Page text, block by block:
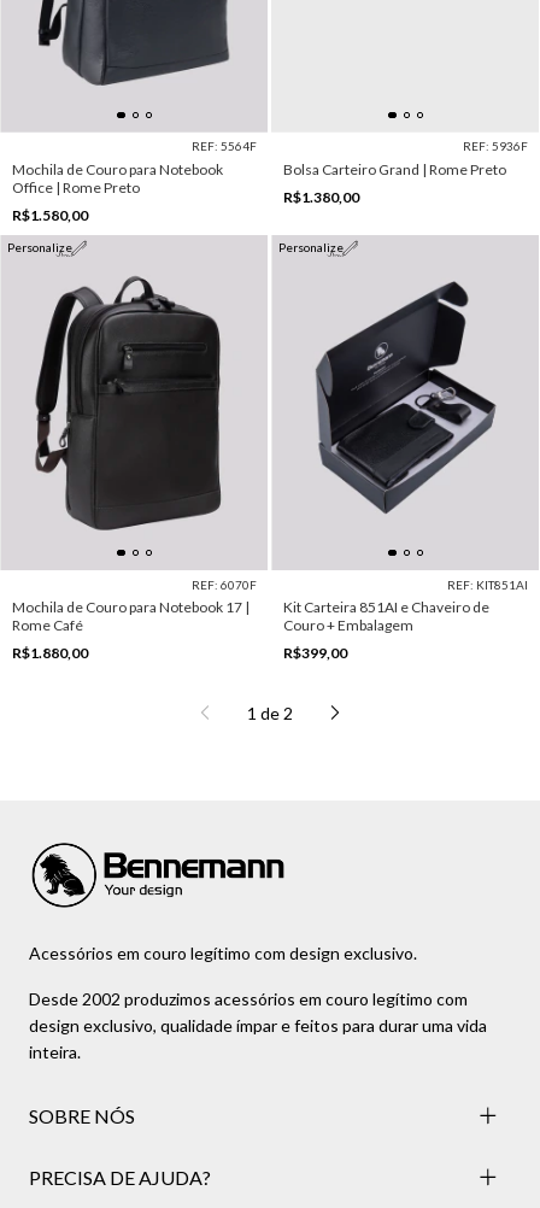
REF: 5564F
Mochila de Couro para Notebook
Office | Rome Preto
R$1.580,00
REF: 5936F
Bolsa Carteiro Grand | Rome Preto
R$1.380,00
Personalize
REF: 6070F
Mochila de Couro para Notebook 17 |
Rome Café
R$1.880,00
Personalize
REF: KIT851AI
Kit Carteira 851AI e Chaveiro de
Couro + Embalagem
R$399,00
1 de 2
Acessórios em couro legítimo com design exclusivo.
Desde 2002 produzimos acessórios em couro legítimo com
design exclusivo, qualidade ímpar e feitos para durar uma vida
inteira.
SOBRE NÓS
PRECISA DE AJUDA?